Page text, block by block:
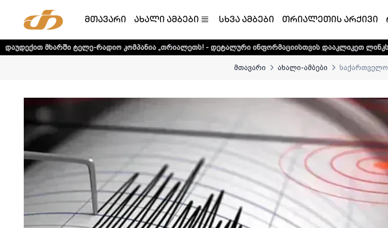
მთავარი ახალი ამბები სხვა ამბები თრიალეთის არქივი
ტელე-რადიო კომპანია „თრიალეთს! - დეტალური ინფორმაციისთვის დააკლიკეთ ლინკს დაუდექით
მთავარი ახალი-ამბები